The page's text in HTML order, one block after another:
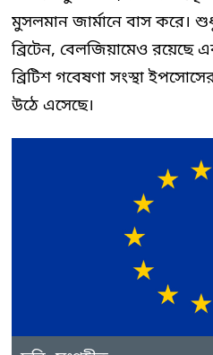
মুসলমান জার্মানে বাস করে।
ব্রিটেন, বেলজিয়ামেও রয়েছে
ব্রিটিশ গবেষণা সংস্থা
উঠে এসেছে।